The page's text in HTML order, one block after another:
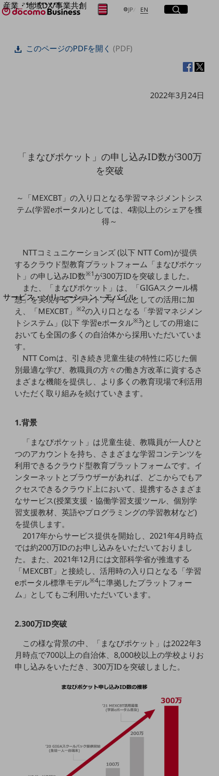
産業・地域DX/事業共創
OPEN HUB for Plural Futures
OPEN HUB for Plural Futuresとは
Smart Healthcare
Smart Industry
地域の取り組み
地域社会を支える皆さまと地域課題の解決や
地域経済のさらなる活性化に取り組みます
別ウィンドウで開きます
サービス・ソリューション・モバイル
サービス・ソリューションTOP
DXに関する課題を解決する
サービス・ソリューションをご紹介
カテゴリーで探す
カテゴリーで探すTOP
ネットワーク・モバイル
クラウド・データセンター
セキュリティ
データ利活用
運用管理
業務支援・マーケティング
災害対策・BCP
課題・ニーズで探す
課題・ニーズで探すTOP
コミュニケーション・情報共有
業務効率化
災害対策
職場環境整備
JP日本語
EN Englishサイト内検索
開く
メニュー
開く
フリーワードを入力して探す
検索する
このページのPDFを開く(PDF)
2022年3月24日
「まなびポケット」の申し込みID数が300万
を突破
～「MEXCBT」の入り口となる学習マネジメントシス
テム(学習eポータル)としては、4割以上のシェアを獲
得～
NTTコミュニケーションズ (以下 NTT Com)が提供
するクラウド型教育プラットフォーム「まなびポケッ
ト」の申し込みID数※1が300万IDを突破しました。
また、「まなびポケット」は、「GIGAスクール構
想」を実現するプラットフォームとしての活用に加
え、「MEXCBT」※2の入り口となる「学習マネジメン
トシステム」(以下 学習eポータル※3)としての用途に
おいても全国の多くの自治体から採用いただいていま
す。
NTT Comは、引き続き児童生徒の特性に応じた個
別最適な学び、教職員の方々の働き方改革に資するさ
まざまな機能を提供し、より多くの教育現場で利活用
いただく取り組みを続けていきます。
1.背景
「まなびポケット」は児童生徒、教職員が一人ひと
つのアカウントを持ち、さまざまな学習コンテンツを
利用できるクラウド型教育プラットフォームです。イ
ンターネットとブラウザーがあれば、どこからでもア
クセスできるクラウド上において、提携するさまざま
なサービス(授業支援・協働学習支援ツール、個別学
習支援教材、英語やプログラミングの学習教材など)
を提供します。
2017年からサービス提供を開始し、2021年4月時点
では約200万IDのお申し込みをいただいておりまし
た。また、2021年12月には文部科学省が推進する
「MEXCBT」と接続し、活用時の入り口となる「学習
eポータル標準モデル※4に準拠したプラットフォー
ム」としてもご利用いただいています。
2.300万ID突破
この様な背景の中、「まなびポケット」は2022年3
月時点で700以上の自治体、8,000校以上の学校よりお
申し込みをいただき、300万IDを突破しました。